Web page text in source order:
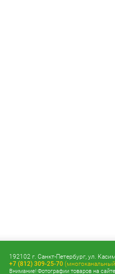
192102 г. Санкт-Петербург, ул.
+7 (812) 309-25-70
Внимание! Фотографии товаров на